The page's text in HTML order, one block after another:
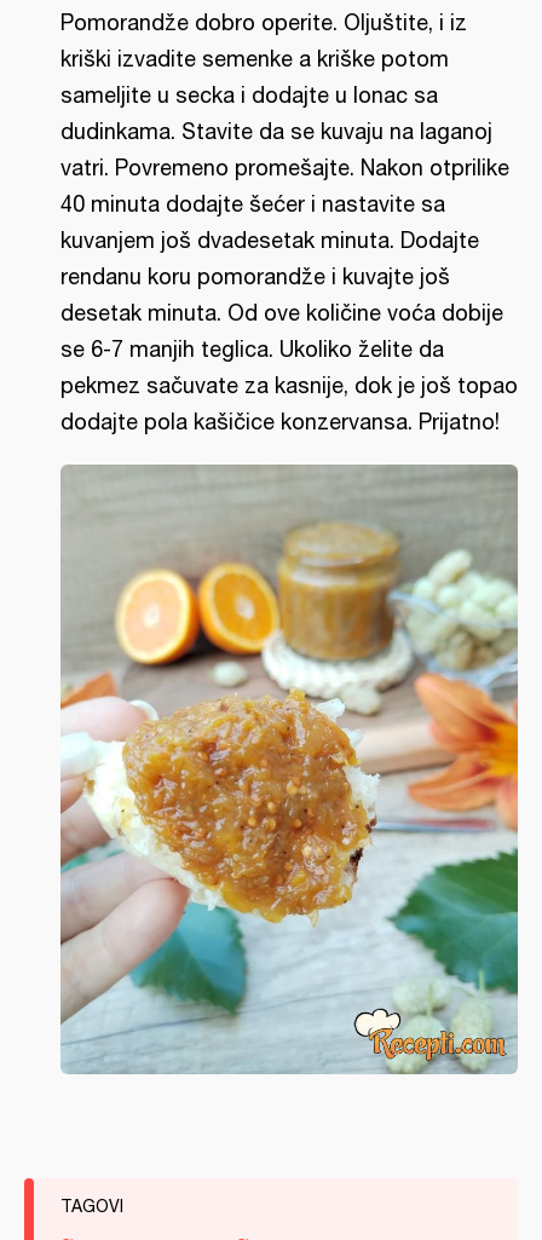
Pomorandže dobro operite. Oljuštite, i iz
kriški izvadite semenke a kriške potom
sameljite u secka i dodajte u lonac sa
dudinkama. Stavite da se kuvaju na laganoj
vatri. Povremeno promešajte. Nakon otprilike
40 minuta dodajte šećer i nastavite sa
kuvanjem još dvadesetak minuta. Dodajte
rendanu koru pomorandže i kuvajte još
desetak minuta. Od ove količine voća dobije
se 6-7 manjih teglica. Ukoliko želite da
pekmez sačuvate za kasnije, dok je još topao
dodajte pola kašičice konzervansa. Prijatno!
TAGOVI